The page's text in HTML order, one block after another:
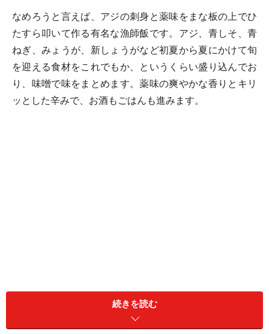
なめろうと言えば、アジの刺身と薬味をまな板の上でひ
たすら叩いて作る有名な漁師飯です。アジ、青しそ、青
ねぎ、みょうが、新しょうがなど初夏から夏にかけて旬
を迎える食材をこれでもか、というくらい盛り込んでお
り、味噌で味をまとめます。薬味の爽やかな香りとキリ
ッとした辛みで、お酒もごはんも進みます。
青じそたっぷりのなめろう(2人分)
続きを読む